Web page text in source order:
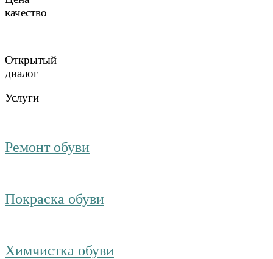
качество
Открытый
диалог
Услуги
Ремонт обуви
Покраска обуви
Химчистка обуви